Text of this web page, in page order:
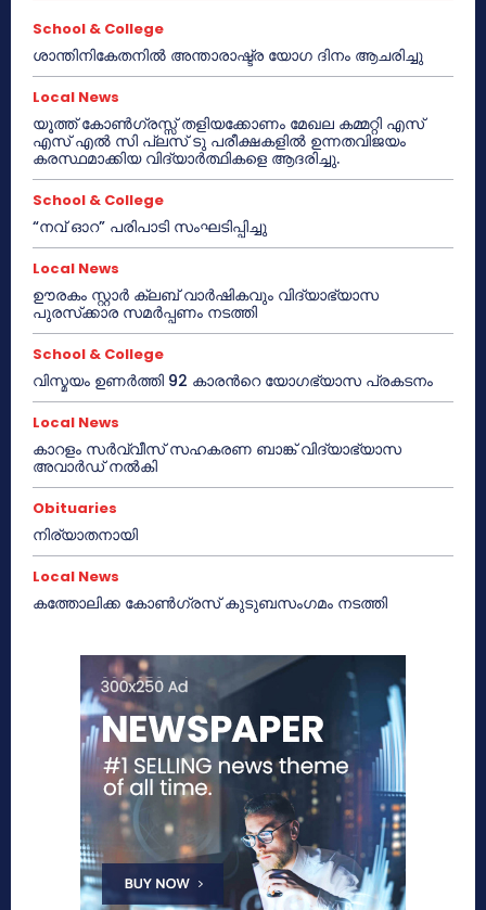
School & College
ശാന്തിനികേതനിൽ അന്താരാഷ്ട്ര യോഗ ദിനം ആചരിച്ചു
Local News
യൂത്ത് കോൺഗ്രസ്സ് തളിയക്കോണം മേഖല കമ്മറ്റി എസ്
എസ് എൽ സി പ്ലസ് ടു പരീക്ഷകളിൽ ഉന്നതവിജയം
കരസ്ഥമാക്കിയ വിദ്യാർത്ഥികളെ ആദരിച്ചു.
School & College
“നവ് ഓറ” പരിപാടി സംഘടിപ്പിച്ചു
Local News
ഊരകം സ്റ്റാർ ക്ലബ് വാർഷികവും വിദ്യാഭ്യാസ
പുരസ്‌ക്കാര സമർപ്പണം നടത്തി
School & College
വിസ്മയം ഉണർത്തി 92 കാരൻറെ യോഗഭ്യാസ പ്രകടനം
Local News
കാറളം സർവ്വീസ് സഹകരണ ബാങ്ക് വിദ്യാഭ്യാസ
അവാർഡ് നൽകി
Obituaries
നിര്യാതനായി
Local News
കത്തോലിക്ക കോൺഗ്രസ് കുടുബസംഗമം നടത്തി